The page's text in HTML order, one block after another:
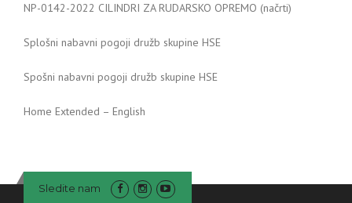
NP-0142-2022 CILINDRI ZA RUDARSKO OPREMO (načrti)
Splošni nabavni pogoji družb skupine HSE
Spošni nabavni pogoji družb skupine HSE
Home Extended – English
Sledite nam